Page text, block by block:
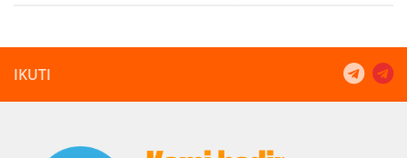
IKUTI